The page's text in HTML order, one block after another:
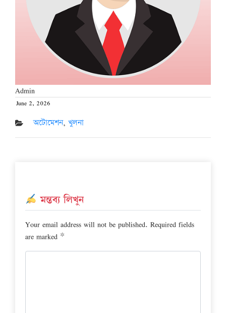
Admin
Posted
on
June 2, 2026
অটোমেশন, খুলনা
মন্তব্য লিখুন
Your email address will not be published. Required fields
are marked *